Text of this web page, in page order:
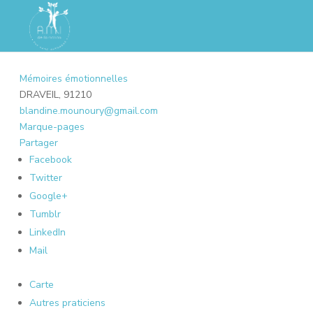
Mémoires émotionnelles
DRAVEIL, 91210
blandine.mounoury@gmail.com
Marque-pages
Partager
Facebook
Twitter
Google+
Tumblr
LinkedIn
Mail
Carte
Autres praticiens